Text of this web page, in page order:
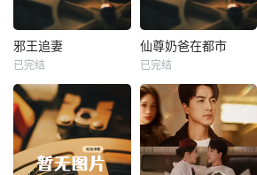
热播
邪王追妻
未知
邪王追妻
已完结
热播
未知
仙尊奶爸在都市
已完结